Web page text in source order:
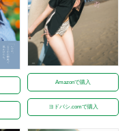
Amazonで購入
ヨドバシ.comで購入